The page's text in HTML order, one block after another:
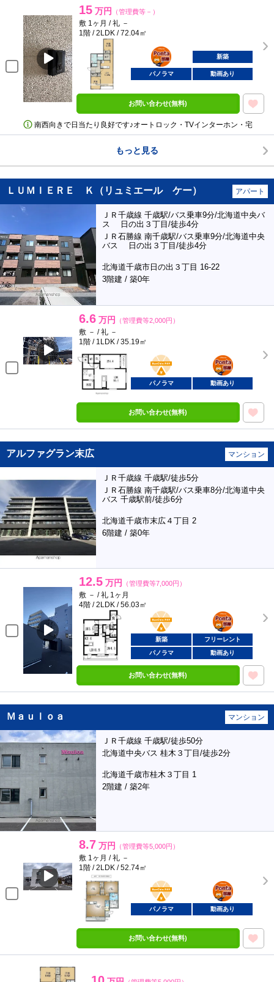
15 万円 （管理費等－）
敷 1ヶ月 / 礼 －
1階 / 2LDK / 72.04㎡
ポンタ
部屋
新築
パノラマ 動画あり
お問い合わせ(無料)
南西向きで日当たり良好です♪オートロック・TVインターホン・宅
もっと見る
ＬＵＭＩＥＲＥ Ｋ（リュミエール ケー） アパート
ＪＲ千歳線 千歳駅/バス乗車9分/北海道中央バ
ス 日の出３丁目/徒歩4分
ＪＲ石勝線 南千歳駅/バス乗車9分/北海道中央
バス 日の出３丁目/徒歩4分
北海道千歳市日の出３丁目 16-22
3階建 / 築0年
6.6 万円 （管理費等2,000円）
敷 － / 礼 －
1階 / 1LDK / 35.19㎡
BunChinPAY
ポンタ
部屋
パノラマ 動画あり
お問い合わせ(無料)
アルファグラン末広 マンション
ＪＲ千歳線 千歳駅/徒歩5分
ＪＲ石勝線 南千歳駅/バス乗車8分/北海道中央
バス 千歳駅前/徒歩6分
北海道千歳市末広４丁目 2
6階建 / 築0年
12.5 万円 （管理費等7,000円）
敷 － / 礼 1ヶ月
4階 / 2LDK / 56.03㎡
BunChinPAY
ポンタ
部屋
新築
フリーレント
パノラマ
動画あり
お問い合わせ(無料)
Ｍａｕｌｏａ マンション
ＪＲ千歳線 千歳駅/徒歩50分
北海道中央バス 桂木３丁目/徒歩2分
北海道千歳市桂木３丁目 1
2階建 / 築2年
8.7 万円 （管理費等5,000円）
敷 1ヶ月 / 礼 －
1階 / 2LDK / 52.74㎡
BunChinPAY
ポンタ
部屋
パノラマ 動画あり
お問い合わせ(無料)